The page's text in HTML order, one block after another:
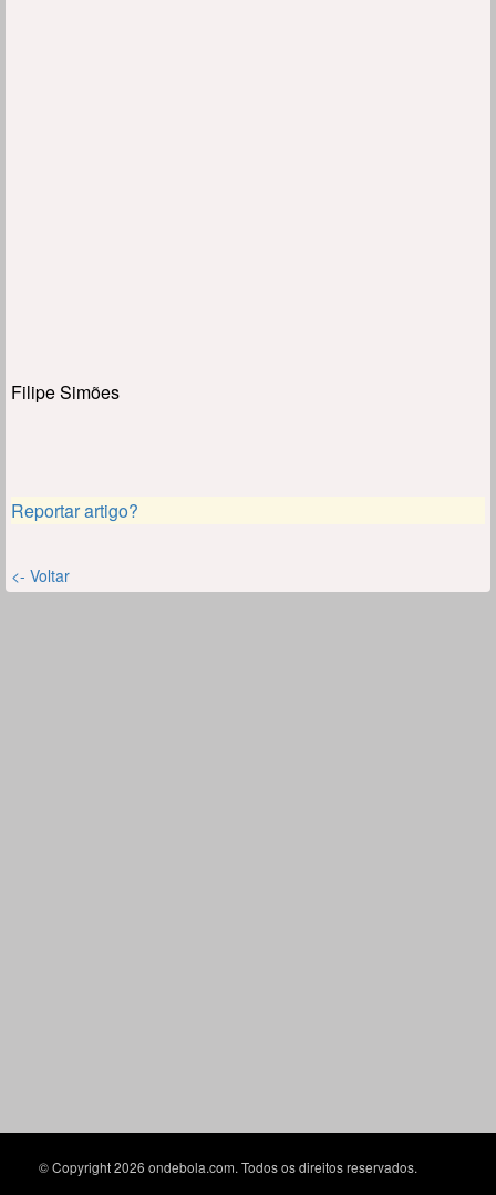
Filipe Simões
Reportar artigo?
<- Voltar
© Copyright 2026 ondebola.com. Todos os direitos reservados.